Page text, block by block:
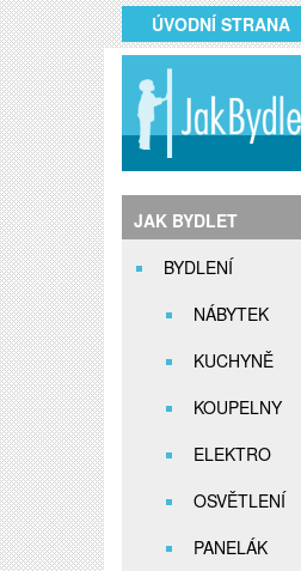
ÚVODNÍ STRANA
JAK BYDLET
BYDLENÍ
NÁBYTEK
KUCHYNĚ
KOUPELNY
ELEKTRO
OSVĚTLENÍ
PANELÁK